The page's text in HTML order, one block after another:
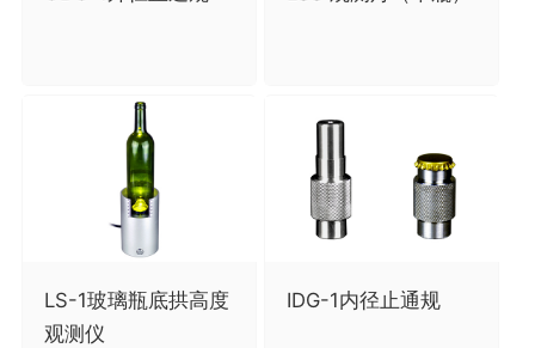
LS-1玻璃瓶底拱高度
观测仪
IDG-1内径止通规